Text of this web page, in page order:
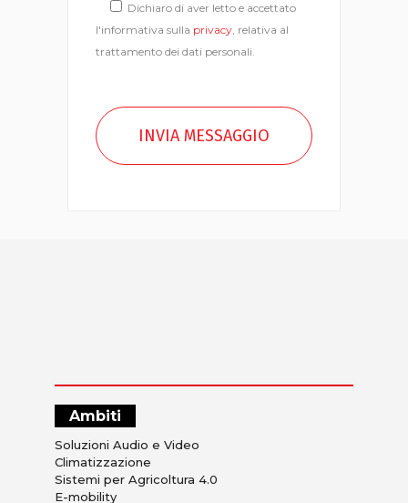
Dichiaro di aver letto e accettato
l'informativa sulla privacy, relativa al
trattamento dei dati personali.
Ambiti
Soluzioni Audio e Video
Climatizzazione
Sistemi per Agricoltura 4.0
E-mobility